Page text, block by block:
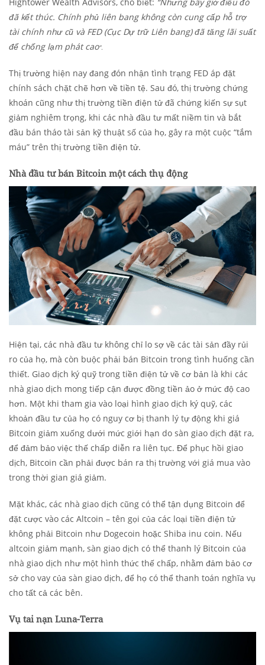
đã kết thúc. Chính phủ liên bang không còn cung cấp hỗ trợ
tài chính như cũ và FED (Cục Dự trữ Liên bang) đã tăng lãi suất
để chống lạm phát cao”.
Thị trường hiện nay đang đón nhận tình trạng FED áp đặt
chính sách chặt chẽ hơn về tiền tệ. Sau đó, thị trường chứng
khoán cũng như thị trường tiền điện tử đã chứng kiến sự sụt
giảm nghiêm trọng, khi các nhà đầu tư mất niềm tin và bắt
đầu bán tháo tài sản kỹ thuật số của họ, gây ra một cuộc “tắm
máu” trên thị trường tiền điện tử.
Nhà đầu tư bán Bitcoin một cách thụ động
Hiện tại, các nhà đầu tư không chỉ lo sợ về các tài sản đầy rủi
ro của họ, mà còn buộc phải bán Bitcoin trong tình huống cần
thiết. Giao dịch ký quỹ trong tiền điện tử về cơ bản là khi các
nhà giao dịch mong tiếp cận được đồng tiền ảo ở mức độ cao
hơn. Một khi tham gia vào loại hình giao dịch ký quỹ, các
khoản đầu tư của họ có nguy cơ bị thanh lý tự động khi giá
Bitcoin giảm xuống dưới mức giới hạn do sàn giao dịch đặt ra,
để đảm bảo việc thế chấp diễn ra liên tục. Để phục hồi giao
dịch, Bitcoin cần phải được bán ra thị trường với giá mua vào
trong thời gian giá giảm.
Mặt khác, các nhà giao dịch cũng có thể tận dụng Bitcoin để
đặt cược vào các Altcoin – tên gọi của các loại tiền điện tử
không phải Bitcoin như Dogecoin hoặc Shiba inu coin. Nếu
altcoin giảm mạnh, sàn giao dịch có thể thanh lý Bitcoin của
nhà giao dịch như một hình thức thế chấp, nhằm đảm bảo cơ
sở cho vay của sàn giao dịch, để họ có thể thanh toán nghĩa vụ
cho tất cả các bên.
Vụ tai nạn Luna-Terra